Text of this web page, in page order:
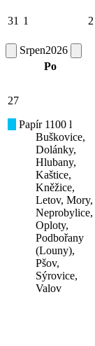
31 1 2
Srpen2026
Po
27
Papír 1100 l
Buškovice,
Dolánky,
Hlubany,
Kaštice,
Kněžice,
Letov, Mory,
Neprobylice,
Oploty,
Podbořany
(Louny),
Pšov,
Sýrovice,
Valov